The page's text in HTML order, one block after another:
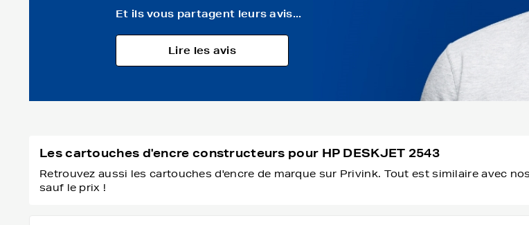
Et ils vous partagent leurs avis...
Lire les avis
Les cartouches d'encre constructeurs pour HP DESKJET 2543
Retrouvez aussi les cartouches d'encre de marque sur Privink. Tout est similaire avec
sauf le prix !